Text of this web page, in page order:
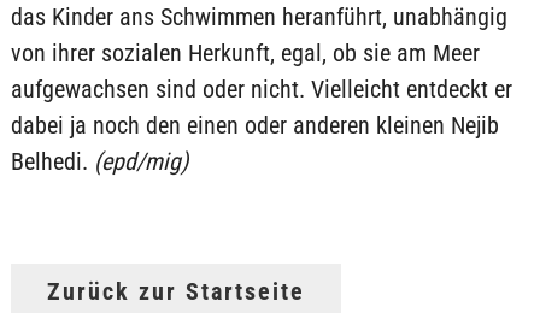
das Kinder ans Schwimmen heranführt, unabhängig
von ihrer sozialen Herkunft, egal, ob sie am Meer
aufgewachsen sind oder nicht. Vielleicht entdeckt er
dabei ja noch den einen oder anderen kleinen Nejib
Belhedi. (epd/mig)
Zurück zur Startseite